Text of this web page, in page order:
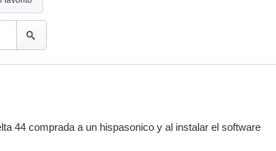
44 comprada a un hispasonico y al instalar el software